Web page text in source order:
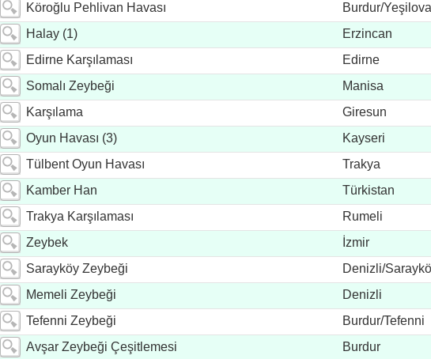
Köroğlu Pehlivan Havası
Burdur/Yeşilova
Halay (1)
Erzincan
Edirne Karşılaması
Edirne
Somalı Zeybeği
Manisa
Karşılama
Giresun
Oyun Havası (3)
Kayseri
Tülbent Oyun Havası
Trakya
Kamber Han
Türkistan
Trakya Karşılaması
Rumeli
Zeybek
İzmir
Sarayköy Zeybeği
Denizli/
Memeli Zeybeği
Denizli
Tefenni Zeybeği
Burdur/Tefenni
Avşar Zeybeği Çeşitlemesi
Burdur